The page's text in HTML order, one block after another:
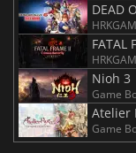
DEAD
Nioh 3
Game
Game